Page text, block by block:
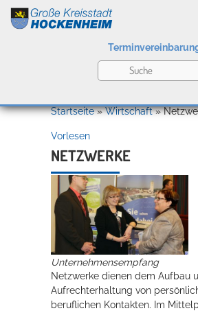
Kultur
Bildung
Wirtschaft
Willkommen in Hockenheim
Startseite»Wirtschaft»
Vorlesen
NETZWERKE
Unternehmensempfang
Netzwerke dienen dem Aufbau
Aufrechterhaltung von
beruflichen Kontakten. Im